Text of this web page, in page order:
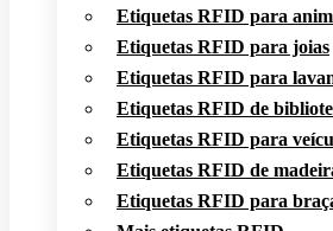
Etiquetas RFID para
Etiquetas RFID para joias
Etiquetas RFID para
Etiquetas RFID de
Etiquetas RFID para
Etiquetas RFID de
Etiquetas RFID para